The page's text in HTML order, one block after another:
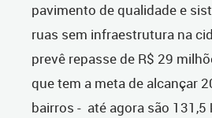
pavimento de qualidade e
ruas sem infraestrutura na
prevê repasse de R$ 29
que tem a meta de alcançar
bairros - até agora são 131,5